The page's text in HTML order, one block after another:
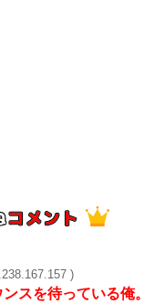
)
スを待っている俺。